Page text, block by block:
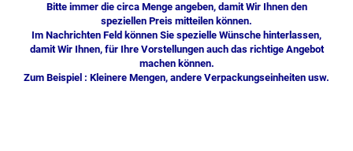
Bitte immer die circa Menge angeben, damit Wir Ihnen den
speziellen Preis mitteilen können.
Im Nachrichten Feld können Sie spezielle Wünsche hinterlassen,
damit Wir Ihnen, für Ihre Vorstellungen auch das richtige Angebot
machen können.
Zum Beispiel : Kleinere Mengen, andere Verpackungseinheiten usw.